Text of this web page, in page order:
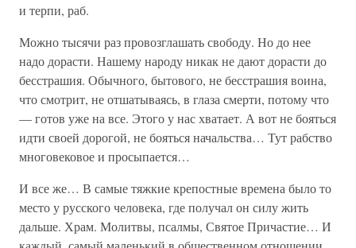
и терпи, раб.
Можно тысячи раз провозглашать свободу. Но до нее
надо дорасти. Нашему народу никак не дают дорасти до
бесстрашия. Обычного, бытового, не бесстрашия воина,
что смотрит, не отшатываясь, в глаза смерти, потому что
— готов уже на все. Этого у нас хватает. А вот не бояться
идти своей дорогой, не бояться начальства… Тут рабство
многовековое и просыпается…
И все же… В самые тяжкие крепостные времена было то
место у русского человека, где получал он силу жить
дальше. Храм. Молитвы, псалмы, Святое Причастие… И